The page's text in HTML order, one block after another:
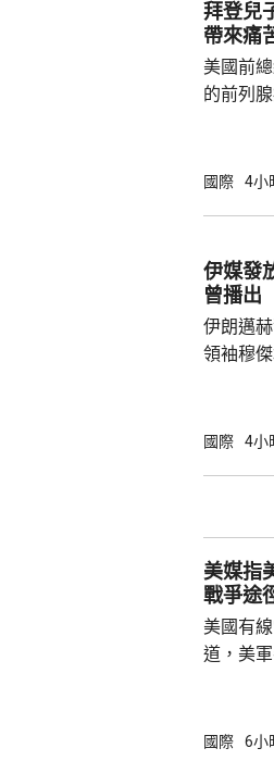
拜登兒
帶來痛
美國前
的前列
人非常
紀最大
康狀況
黨總統
國際 4小
伊媒發放穆
曾播出
伊朗邁
領袖穆
於穆傑
已被緊急
3月接替
國際 4小
美媒指
戰爭途
美國有
道，美
討，表
國際 6小